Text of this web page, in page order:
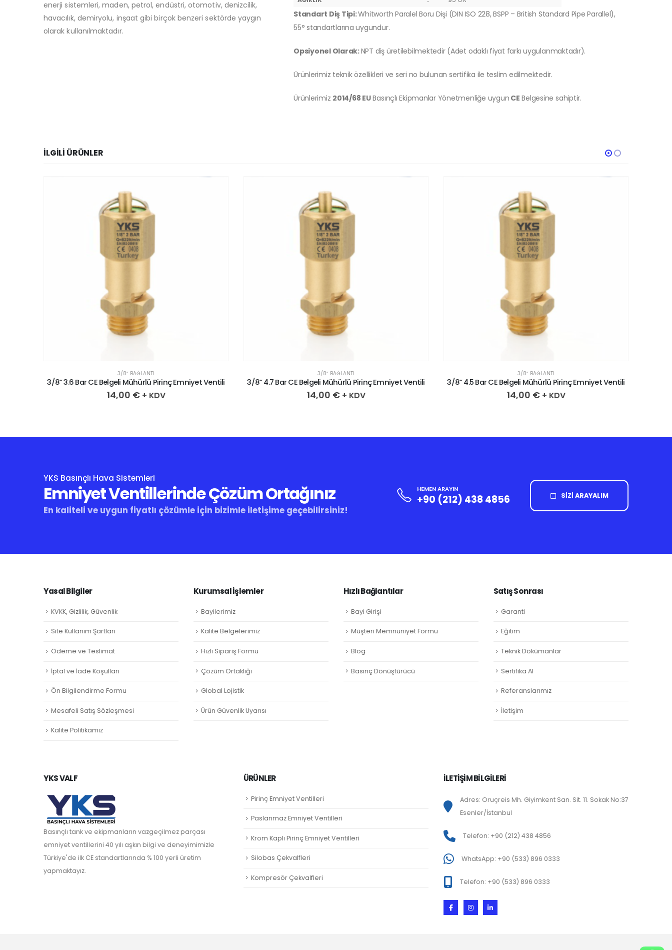
enerji sistemleri, maden, petrol, endüstri, otomotiv, denizcilik,
havacılık, demiryolu, inşaat gibi birçok benzeri sektörde yaygın
olarak kullanılmaktadır.
Standart Diş Tipi:Whitworth Paralel Boru Dişi (DIN ISO 228, BSPP – British Standard Pipe Parallel),
55° standartlarına uygundur.
Opsiyonel Olarak:NPT diş üretilebilmektedir (Adet odaklı fiyat farkı uygulanmaktadır).
Ürünlerimiz teknik özellikleri ve seri no bulunan sertifika ile teslim edilmektedir.
Ürünlerimiz 2014/68 EUBasınçlı Ekipmanlar Yönetmenliğe uygun CE Belgesine sahiptir.
İLGILI ÜRÜNLER
3/8″ BAĞLANTI
3/8” 3.6 Bar CE Belgeli Mühürlü Pirinç Emniyet Ventili
14,00 € + KDV
3/8″ BAĞLANTI
3/8” 4.7 Bar CE Belgeli Mühürlü Pirinç Emniyet Ventili
14,00 € + KDV
3/8″ BAĞLANTI
3/8” 4.5 Bar CE Belgeli Mühürlü Pirinç Emniyet Ventili
14,00 € + KDV
YKS Basınçlı Hava Sistemleri
Emniyet Ventillerinde Çözüm Ortağınız
En kaliteli ve uygun fiyatlı çözümle için bizimle iletişime geçebilirsiniz!
HEMEN ARAYIN
+90 (212) 438 4856 SİZİ ARAYALIM
Yasal Bilgiler
KVKK, Gizlilik, Güvenlik
Site Kullanım Şartları
Ödeme ve Teslimat
İptal ve İade Koşulları
Ön Bilgilendirme Formu
Mesafeli Satış Sözleşmesi
Kalite Politikamız
Kurumsal İşlemler
Bayilerimiz
Kalite Belgelerimiz
Hızlı Sipariş Formu
Çözüm Ortaklığı
Global Lojistik
Ürün Güvenlik Uyarısı
Hızlı Bağlantılar
Bayi Girişi
Müşteri Memnuniyet Formu
Blog
Basınç Dönüştürücü
Satış Sonrası
Garanti
Eğitim
Teknik Dökümanlar
Sertifika Al
Referanslarımız
İletişim
YKS VALF
Basınçlı tank ve ekipmanların vazgeçilmez parçası
emniyet ventillerini 40 yılı aşkın bilgi ve deneyimimizle
Türkiye'de ilk CE standartlarında % 100 yerli üretim
yapmaktayız.
ÜRÜNLER
Pirinç Emniyet Ventilleri
Paslanmaz Emniyet Ventilleri
Krom Kaplı Pirinç Emniyet Ventilleri
Silobas Çekvalfleri
Kompresör Çekvalfleri
İLETİŞİM BİLGİLERİ
Adres: Oruçreis Mh. Giyimkent San. Sit. 11. Sokak No:37
Esenler/İstanbul
Telefon: +90 (212) 438 4856
WhatsApp: +90 (533) 896 0333
Telefon: +90 (533) 896 0333